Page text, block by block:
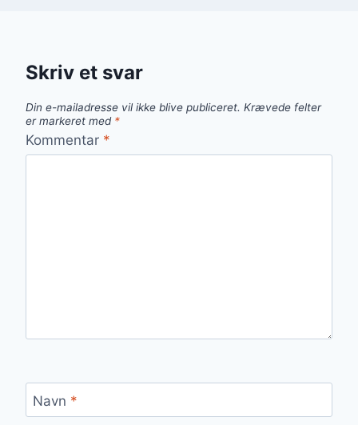
Skriv et svar
Din e-mailadresse vil ikke blive publiceret. Krævede felter
er markeret med *
Kommentar *
Navn *